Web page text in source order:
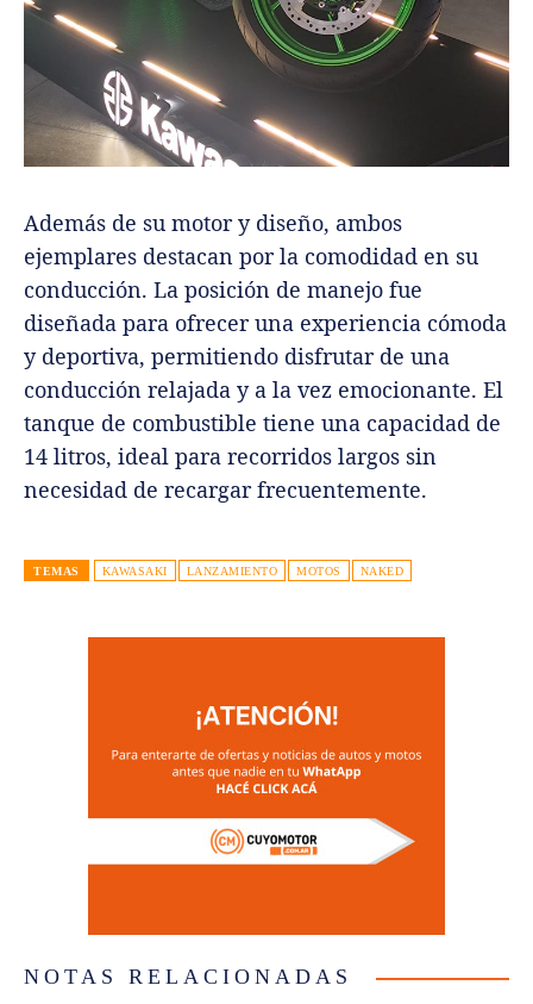
Además de su motor y diseño, ambos
ejemplares destacan por la comodidad en su
conducción. La posición de manejo fue
diseñada para ofrecer una experiencia cómoda
y deportiva, permitiendo disfrutar de una
conducción relajada y a la vez emocionante. El
tanque de combustible tiene una capacidad de
14 litros, ideal para recorridos largos sin
necesidad de recargar frecuentemente.
TEMAS KAWASAKI LANZAMIENTO MOTOS NAKED
NOTAS RELACIONADAS